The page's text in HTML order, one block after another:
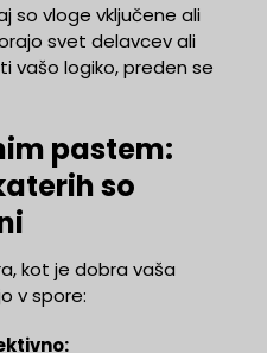
so vloge vključene ali
svet delavcev ali
vašo logiko, preden se
pastem:
so
kot je dobra vaša
v spore: